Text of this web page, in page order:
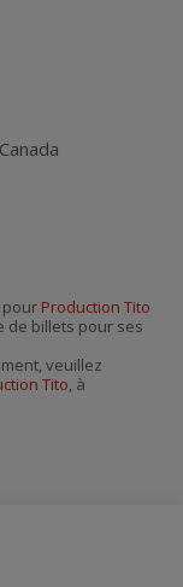
Canada
pour Production Tito
de billets pour ses
veuillez
Tito, à